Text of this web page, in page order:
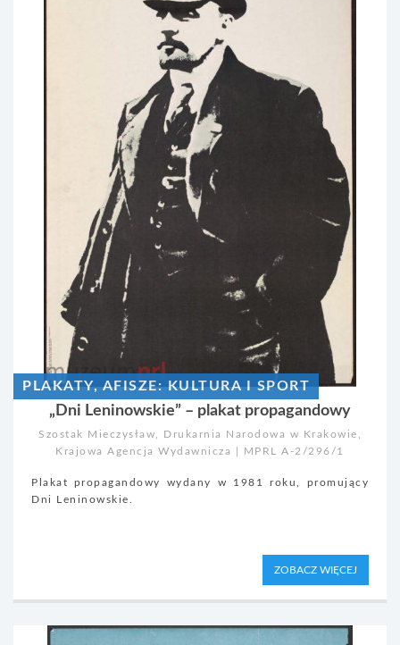
PLAKATY, AFISZE: KULTURA I SPORT
„Dni Leninowskie” – plakat propagandowy
Szostak Mieczysław, Drukarnia Narodowa w Krakowie,
Krajowa Agencja Wydawnicza | MPRL A-2/296/1
Plakat propagandowy wydany w 1981 roku, promujący
Dni Leninowskie.
ZOBACZ WIĘCEJ